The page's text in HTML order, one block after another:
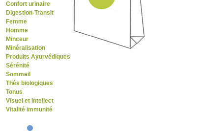
Confort urinaire
Digestion-Transit
Femme
Homme
Minceur
Minéralisation
Produits Ayurvédiques
Sérénité
Sommeil
Thés biologiques
Tonus
Visuel et intellect
Vitalité immunité